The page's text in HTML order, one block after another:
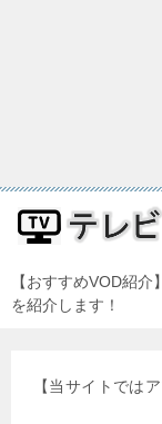
【おすすめVOD紹
を紹介します！
【当サイトでは